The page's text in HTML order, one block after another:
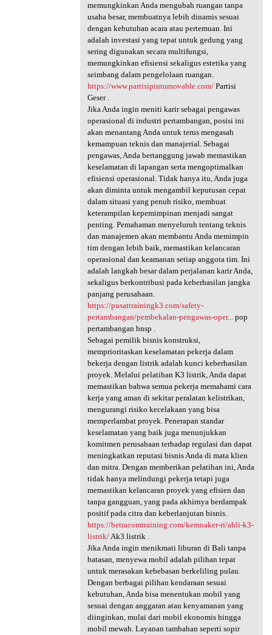
memungkinkan Anda mengubah ruangan tanpa
usaha besar, membuatnya lebih dinamis sesuai
dengan kebutuhan acara atau pertemuan. Ini
adalah investasi yang tepat untuk gedung yang
sering digunakan secara multifungsi,
memungkinkan efisiensi sekaligus estetika yang
seimbang dalam pengelolaan ruangan.
https://www.partisipintumovable.com/Partisi
Geser .
Jika Anda ingin meniti karir sebagai pengawas
operasional di industri pertambangan, posisi ini
akan menantang Anda untuk terus mengasah
kemampuan teknis dan manajerial. Sebagai
pengawas, Anda bertanggung jawab memastikan
keselamatan di lapangan serta mengoptimalkan
efisiensi operasional. Tidak hanya itu, Anda juga
akan diminta untuk mengambil keputusan cepat
dalam situasi yang penuh risiko, membuat
keterampilan kepemimpinan menjadi sangat
penting. Pemahaman menyeluruh tentang teknis
dan manajemen akan membantu Anda memimpin
tim dengan lebih baik, memastikan kelancaran
operasional dan keamanan setiap anggota tim. Ini
adalah langkah besar dalam perjalanan karir Anda,
sekaligus berkontribusi pada keberhasilan jangka
panjang perusahaan.
https://pusattrainingk3.com/safety-
pertambangan/pembekalan-pengawas-oper...pop
pertambangan bnsp .
Sebagai pemilik bisnis konstruksi,
memprioritaskan keselamatan pekerja dalam
bekerja dengan listrik adalah kunci keberhasilan
proyek. Melalui pelatihan K3 listrik, Anda dapat
memastikan bahwa semua pekerja memahami cara
kerja yang aman di sekitar peralatan kelistrikan,
mengurangi risiko kecelakaan yang bisa
memperlambat proyek. Penerapan standar
keselamatan yang baik juga menunjukkan
komitmen perusahaan terhadap regulasi dan dapat
meningkatkan reputasi bisnis Anda di mata klien
dan mitra. Dengan memberikan pelatihan ini, Anda
tidak hanya melindungi pekerja tetapi juga
memastikan kelancaran proyek yang efisien dan
tanpa gangguan, yang pada akhirnya berdampak
positif pada citra dan keberlanjutan bisnis.
https://betracomtraining.com/kemnaker-ri/ahli-k3-
listrik/Ak3 listrik .
Jika Anda ingin menikmati liburan di Bali tanpa
batasan, menyewa mobil adalah pilihan tepat
untuk merasakan kebebasan berkeliling pulau.
Dengan berbagai pilihan kendaraan sesuai
kebutuhan, Anda bisa menentukan mobil yang
sesuai dengan anggaran atau kenyamanan yang
diinginkan, mulai dari mobil ekonomis hingga
mobil mewah. Layanan tambahan seperti sopir